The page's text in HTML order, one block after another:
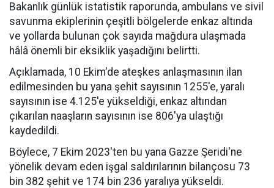
Bakanlık günlük istatistik raporunda, ambulans ve sivil
savunma ekiplerinin çeşitli bölgelerde enkaz altında
ve yollarda bulunan çok sayıda mağdura ulaşmada
hâlâ önemli bir eksiklik yaşadığını belirtti.
Açıklamada, 10 Ekim'de ateşkes anlaşmasının ilan
edilmesinden bu yana şehit sayısının 1255'e, yaralı
sayısının ise 4.125'e yükseldiği, enkaz altından
çıkarılan naaşların sayısının ise 806'ya ulaştığı
kaydedildi.
Böylece, 7 Ekim 2023'ten bu yana Gazze Şeridi'ne
yönelik devam eden işgal saldırılarının bilançosu 73
bin 382 şehit ve 174 bin 236 yaralıya yükseldi.